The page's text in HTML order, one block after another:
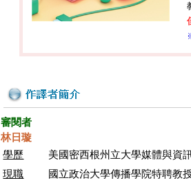
審閱者
林日璇
學歷
美國密西根州立大學媒體與資
現職
國立政治大學傳播學院特聘教